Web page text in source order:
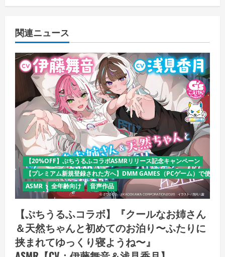
関連ニュース
【20%OFF】ぷちうるふコラボASMRリリース記念キャンペーン
【プレミアム新規登録された方へ】DMM GAMES（PCゲーム）で使え
ASMR
全年齢向け 音声作品
【ぷちうるふコラボ】『クールなお姉さん
＆天然ちゃんと初めてのお泊り〜ふたりに
挟まれてゆっくり寝ようね〜』